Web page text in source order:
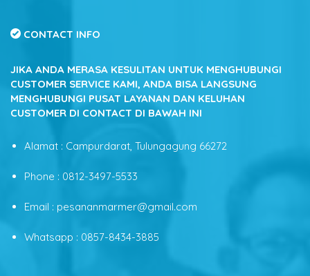
CONTACT INFO
JIKA ANDA MERASA KESULITAN UNTUK MENGHUBUNGI
CUSTOMER SERVICE KAMI, ANDA BISA LANGSUNG
MENGHUBUNGI PUSAT LAYANAN DAN KELUHAN
CUSTOMER DI CONTACT DI BAWAH INI
Alamat : Campurdarat, Tulungagung 66272
Phone : 0812-3497-5533
Email : pesananmarmer@gmail.com
Whatsapp : 0857-8434-3885